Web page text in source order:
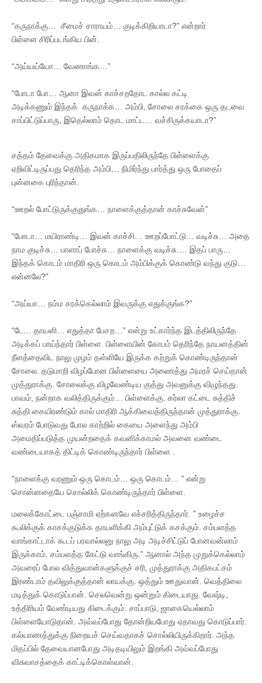
“கருநாக்கு… சீமைச் சாராயம்… குடிக்கிறியாடா?” என்றார்
பிள்ளை சிரிப்படங்கிய பின்.
“அய்யய்யோ… வேணாங்க…”
“போடா போ… ஆனா இவன் காச்சறதோட கால்ல கட்டி
அடிக்கணும் இந்தக் கருநாக்க… அம்பி, சோலை சரக்கை ஒரு தடவை
சாப்பிட்டுப்பாரு, இதெல்லாம் தொட மாட்ட… வச்சிருக்கயாடா?”
சத்தம் தேவைக்கு அதிகமாக இருப்பதிலிருந்தே பிள்ளைக்கு
ஏறிவிட்டிருப்பது தெரிந்த அம்பி… நிமிர்ந்து பார்த்து ஒரு போதைப்
புன்னகை புரிந்தான்.
“ஊறல் போட்டுருக்குதுங்க… நாளைக்குத்தான் காச்சுவேன்”
“போடா… மயிராண்டி… இவன் காச்சி… ஊறப்போட்டு… வடிச்சு… அதை
நாம குடிச்சு… பாளாப் போச்சு… நாளைக்கு வடிச்சு.… இதப் பாரு…
இந்தக் கொடம் மாதிரி ஒரு கொடம் அம்பிக்குக் கொண்டு வந்து குடு…
என்னலே?”
“அய்யா… நம்ம சரக்கெல்லாம் இவருக்கு எதுக்குங்க?”
“டே… தாயளி… எதுத்தா பேசற…” என்று உட்கார்ந்த இடத்திலிருந்தே
அடிக்கப் பாய்ந்தார் பிள்ளை. பிள்ளையின் கோபம் தெரிந்தே நாயனத்தின்
நீளத்தைவிட நாலு முழம் தள்ளியே இருக்க கற்றுக் கொண்டிருந்தான்
சோலை. தடுமாறி விழப்போன பிள்ளையை அணைத்து அமரச் செய்தான்
முத்துராக்கு. சோலைக்கு விழவேண்டிய குத்து அவனுக்கு விழுந்தது.
பாவம், நன்றாக வலித்திருக்கும்… பிள்ளைக்கு. கர்லா கட்டை சுத்திச்
சுத்தி கையிரண்டும் கால் மாதிரி ஆக்கிவைத்திருந்தான் முத்துராக்கு.
ஸ்வரம் போடுவது போல காற்றில் கையை அளைந்து அம்பி
அமைதிப்படுத்த முயன்றதைக் கவனிக்காமல் அவனை வண்டை
வண்டையாகத் திட்டிக் கொண்டிருந்தார் பிள்ளை .
“நாளைக்கு வரணும் ஒரு கொடம்… ஒரு கொடம்… ” என்று
சொன்னதையே சொல்லிக் கொண்டிருந்தார் பிள்ளை.
மலைக்கோட்டை பஞ்சாமி ஏற்கனவே எச்சரித்திருந்தார். ” உழைச்ச
கூலிக்குக் காசக்குடுக்க தாயளிக்கி அம்புட்டுக் கசக்கும். சம்பளத்த
வாங்காட்டாக் கூடப் பரவால்லனு நாலு அடி அடிச்சிட்டுப் போனவன்லாம்
இருக்காம். சம்பளத்த கேட்டு வாங்கிரு.” ஆனால் அந்த முறுக்கெல்லாம்
அவரைப் போல வித்துவான்களுக்குச் சரி, முத்துராக்கு அதிகபட்சம்
இரண்டாம் தவிலுக்குத்தான் லாயக்கு. ஒத்தும் ஊதுவான். வெத்திலை
மடித்துக் கொடுப்பான். செலவென்று ஒன்றும் கிடையாது. வேஷ்டி,
உத்திரியம் வேண்டியது கிடைக்கும். சாப்பாடு, ஜாகையெல்லாம்
பிள்ளையோடுதான். அவ்வப்போது தோன்றியபோது ஏதாவது கொடுப்பார்.
கல்யாணத்துக்கு நிறையச் செய்வதாகச் சொல்லியிருக்கிறார். அந்த
மிதப்பில் தேவையானபோது அடிதடியிலும் இறங்கி அவ்வப்போது
விசுவாசத்தைக் காட்டிக்கொள்வான்.